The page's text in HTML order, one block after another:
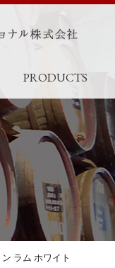
PRODUCTS
ラム ホワイト